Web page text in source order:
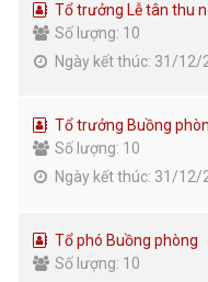
Tổ trưởng Lễ tân thu
Số lượng: 10
Ngày kết thúc: 31/12/
Tổ trưởng Buồng
Số lượng: 10
Ngày kết thúc: 31/12/
Tổ phó Buồng phòng
Số lượng: 10